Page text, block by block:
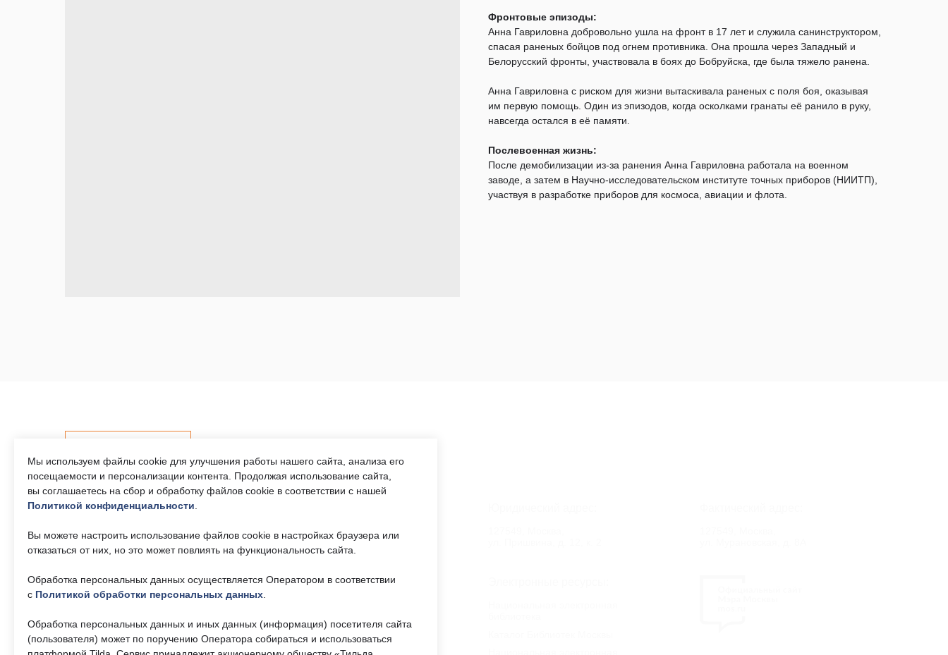
Фронтовые эпизоды:
Анна Гавриловна добровольно ушла на фронт в 17 лет и служила санинструктором,
спасая раненых бойцов под огнем противника. Она прошла через Западный и
Белорусский фронты, участвовала в боях до Бобруйска, где была тяжело ранена.
Анна Гавриловна с риском для жизни вытаскивала раненых с поля боя, оказывая
им первую помощь. Один из эпизодов, когда осколками гранаты её ранило в руку,
навсегда остался в её памяти.
Послевоенная жизнь:
После демобилизации из-за ранения Анна Гавриловна работала на военном
заводе, а затем в Научно-исследовательском институте точных приборов (НИИТП),
участвуя в разработке приборов для космоса, авиации и флота.
Телефон единого
8 (495) 161-00-40
okc-
svao@svao.mos.ru
Почта:
Пн-Пт 9:00 —
17:30, обед 12:00
— 13:00
Об учреждении:
Документы
Мы используем файлы cookie для улучшения работы нашего сайта, анализа его
посещаемости и персонализации контента. Продолжая использование сайта,
вы соглашаетесь на сбор и обработку файлов cookie в соответствии с нашей
Политикой конфиденциальности.
Вы можете настроить использование файлов cookie в настройках браузера или
отказаться от них, но это может повлиять на функциональность сайта.
Обработка персональных данных осуществляется Оператором в соответствии
с Политикой обработки персональных данных.
Обработка персональных данных и иных данных (информация) посетителя сайта
(пользователя) может по поручению Оператора собираться и использоваться